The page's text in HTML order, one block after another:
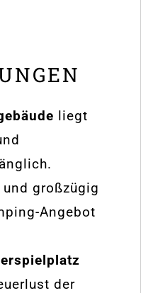
liegt
großzügig
Angebot
der